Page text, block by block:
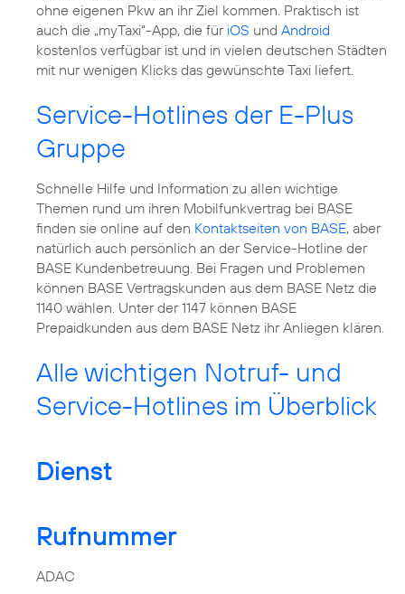
ohne eigenen Pkw an ihr Ziel kommen. Praktisch ist
auch die „myTaxi“-App, die für iOS und Android
kostenlos verfügbar ist und in vielen deutschen Städten
mit nur wenigen Klicks das gewünschte Taxi liefert.
Service-Hotlines der E-Plus
Gruppe
Schnelle Hilfe und Information zu allen wichtige
Themen rund um ihren Mobilfunkvertrag bei BASE
finden sie online auf den Kontaktseiten von BASE, aber
natürlich auch persönlich an der Service-Hotline der
BASE Kundenbetreuung. Bei Fragen und Problemen
können BASE Vertragskunden aus dem BASE Netz die
1140 wählen. Unter der 1147 können BASE
Prepaidkunden aus dem BASE Netz ihr Anliegen klären.
Alle wichtigen Notruf- und
Service-Hotlines im Überblick
Dienst
Rufnummer
ADAC